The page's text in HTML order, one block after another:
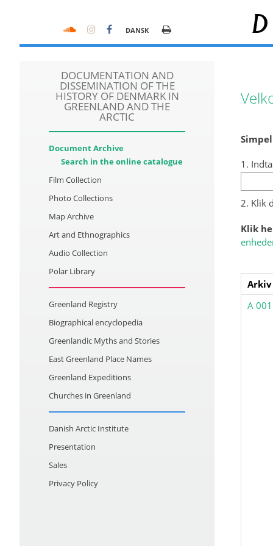
DANSK
DOCUMENTATION AND
DISSEMINATION OF THE
HISTORY OF DENMARK IN
GREENLAND AND THE
ARCTIC
Document Archive
Search in the online catalogue
Film Collection
Photo Collections
Map Archive
Art and Ethnographics
Audio Collection
Polar Library
Greenland Registry
Biographical encyclopedia
Greenlandic Myths and Stories
East Greenland Place Names
Greenland Expeditions
Churches in Greenland
Danish Arctic Institute
Presentation
Sales
Privacy Policy
1.
2. Klik
Klik
Arkiv
A 001